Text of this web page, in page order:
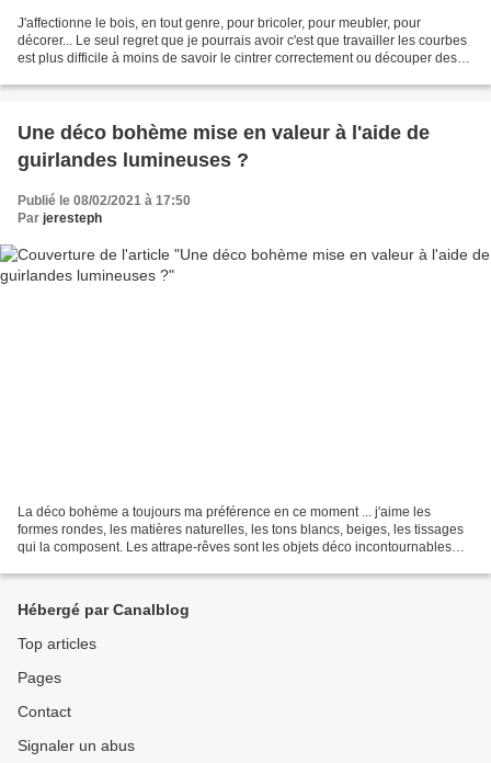
J'affectionne le bois, en tout genre, pour bricoler, pour meubler, pour
décorer... Le seul regret que je pourrais avoir c'est que travailler les courbes
est plus difficile à moins de savoir le cintrer correctement ou découper des
Une déco bohème mise en valeur à l'aide de
guirlandes lumineuses ?
Publié le 08/02/2021 à 17:50
Par jeresteph
La déco bohème a toujours ma préférence en ce moment ... j'aime les
formes rondes, les matières naturelles, les tons blancs, beiges, les tissages
qui la composent. Les attrape-rêves sont les objets déco incontournables
Hébergé par Canalblog
Top articles
Pages
Contact
Signaler un abus